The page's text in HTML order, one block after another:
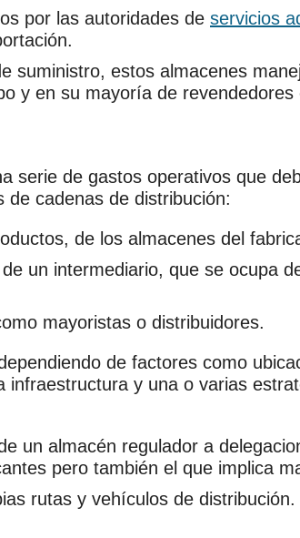
por las autoridades de servicios
suministro, estos almacenes
y en su mayoría de revendedores
serie de gastos operativos que
cadenas de distribución:
de los almacenes del
un intermediario, que se ocupa
mayoristas o distribuidores.
de factores como
y una o varias
un almacén regulador a
pero también el que implica
rutas y vehículos de